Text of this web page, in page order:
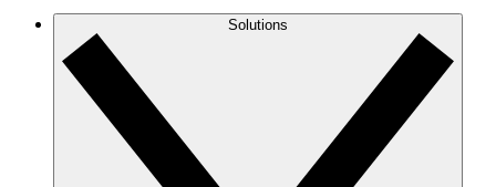
Solutions